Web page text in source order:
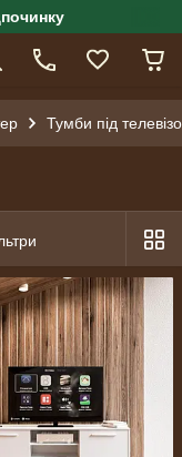
Тумби під